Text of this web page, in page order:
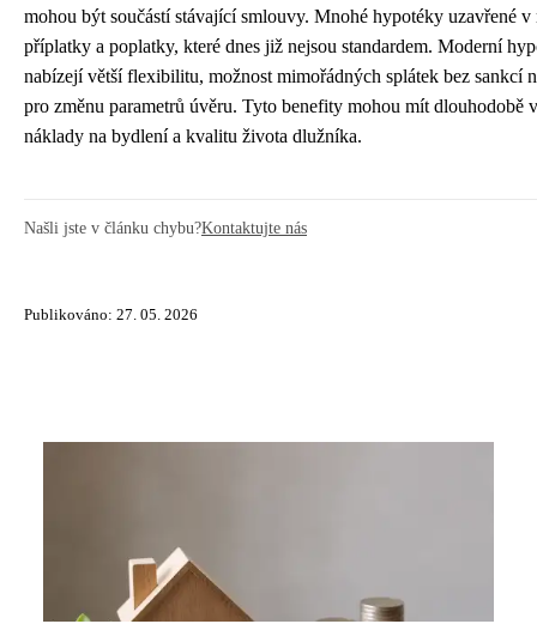
mohou být součástí stávající smlouvy. Mnohé hypotéky uzavřené
příplatky a poplatky, které dnes již nejsou standardem. Moderní
nabízejí větší flexibilitu, možnost mimořádných splátek bez sankcí
pro změnu parametrů úvěru. Tyto benefity mohou mít dlouhodobě
náklady na bydlení a kvalitu života dlužníka.
Našli jste v článku chybu?Kontaktujte nás
Publikováno: 27. 05. 2026